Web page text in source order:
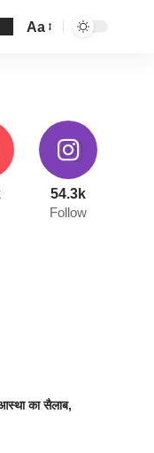
Aa
54.3k
Follow
का सैलाब,